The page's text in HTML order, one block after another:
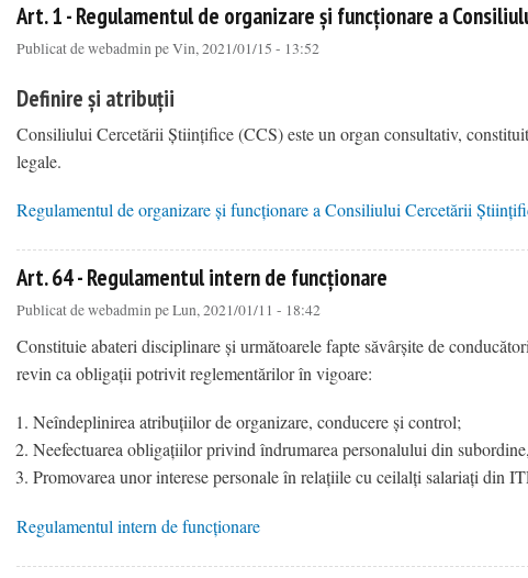
Art. 1 - Regulamentul de organizare și funcționare a
Publicat dewebadminpe Vin, 2021/01/15 - 13:52
Definire și atribuții
Consiliului Cercetării Științifice (CCS) este un organ consultativ,
legale.
Regulamentul de organizare și funcționare a Consiliului Cercetării
Art. 64 - Regulamentul intern de funcționare
Publicat dewebadminpe Lun, 2021/01/11 - 18:42
Constituie abateri disciplinare și următoarele fapte săvârșite de
revin ca obligații potrivit reglementărilor în vigoare:
Neîndeplinirea atribuțiilor de organizare, conducere și control;
Neefectuarea obligațiilor privind îndrumarea personalului din
Promovarea unor interese personale în relațiile cu ceilalți salariați din
Regulamentul intern de funcționare